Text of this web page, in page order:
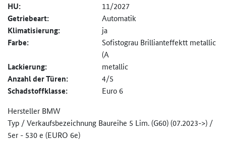
HU: 11/2027
Getriebeart: Automatik
Klimatisierung: ja
Farbe:
Sofistograu Brillianteffektt metallic
(A
Lackierung: metallic
Anzahl der Türen: 4/5
Schadstoffklasse:
Euro 6
Hersteller BMW
Typ / Verkaufsbezeichnung Baureihe 5 Lim. (G60) (07.2023->) /
5er - 530 e (EURO 6e)